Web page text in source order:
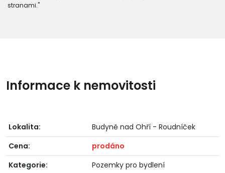
stranami."
Informace k nemovitosti
Lokalita:
Budyně nad Ohří - Roudníček
Cena:
prodáno
Kategorie:
Pozemky pro bydlení